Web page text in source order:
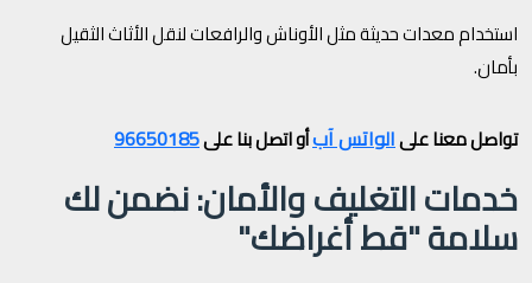
استخدام معدات حديثة مثل الأوناش والرافعات لنقل الأثاث الثقيل
بأمان.
تواصل معنا علىالواتس آبأو اتصل بنا على96650185
خدمات التغليف والأمان: نضمن لك
سلامة "قط أغراضك"